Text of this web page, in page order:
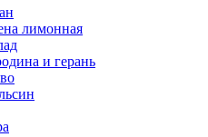
лимонная
и герань